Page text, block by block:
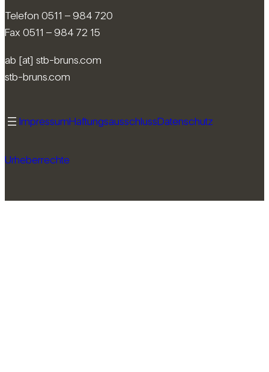
Telefon 0511 – 984 720
Fax 0511 – 984 72 15
ab [at] stb-bruns.com
stb-bruns.com
ImpressumHaftungsausschlussDatenschutz
Urheberrechte